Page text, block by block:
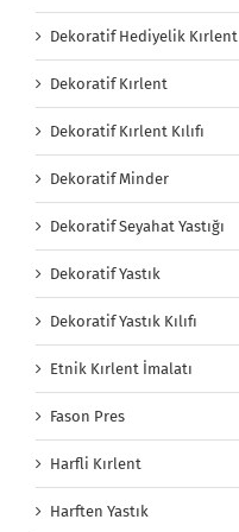
Dekoratif Hediyelik Kırlent
Dekoratif Kırlent
Dekoratif Kırlent Kılıfı
Dekoratif Minder
Dekoratif Seyahat Yastığı
Dekoratif Yastık
Dekoratif Yastık Kılıfı
Etnik Kırlent İmalatı
Fason Pres
Harfli Kırlent
Harften Yastık